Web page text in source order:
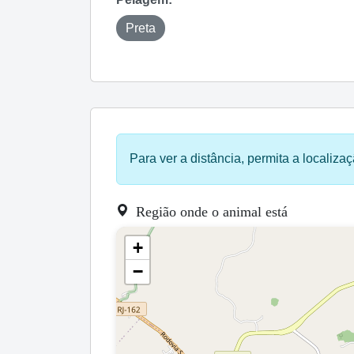
Preta
Para ver a distância, permita a
Região onde o animal está
+
−